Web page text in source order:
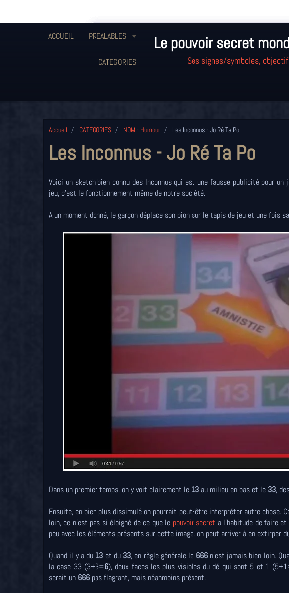
ACCUEIL PREALABLES
CATEGORIES
Le pouvoir secret
Ses signes/symboles,
Accueil CATEGORIES NOM - Humour Les Inconnus - Jo Ré Ta Po
Les Inconnus - Jo Ré Ta Po
Voici un sketch bien connu des Inconnus qui est une fausse publicité pour
jeu, c'est le fonctionnement même de notre société.
A un moment donné, le garçon déplace son pion sur le tapis de jeu et une fois
Dans un premier temps, on y voit clairement le 13 au milieu en bas et le 33,
Ensuite, en bien plus dissimulé on pourrait peut-être interpréter autre chose.
loin, ce n'est pas si éloigné de ce que le pouvoir secret a l'habitude de faire et
peu avec les éléments présents sur cette image, on peut arriver à en extirper
Quand il y a du 13 et du 33, en règle générale le 666n'est jamais bien loin.
la case 33 (3+3=6), deux faces les plus visibles du dé qui sont 5 et 1
serait un 666 pas flagrant, mais néanmoins présent.